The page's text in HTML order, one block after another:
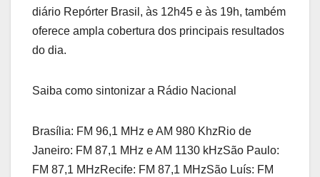
diário Repórter Brasil, às 12h45 e às 19h, também
oferece ampla cobertura dos principais resultados
do dia.
Saiba como sintonizar a Rádio Nacional
Brasília: FM 96,1 MHz e AM 980 KhzRio de
Janeiro: FM 87,1 MHz e AM 1130 kHzSão Paulo:
FM 87,1 MHzRecife: FM 87,1 MHzSão Luís: FM